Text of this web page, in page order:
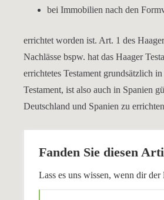
bei Immobilien nach den
errichtet worden ist. Art. 1 des
Nachlässe bspw. hat das Haager
errichtetes Testament grundsätzlich
Testament, ist also auch in Spanien
Deutschland und Spanien zu
Fanden Sie diesen
Lass es uns wissen, wenn dir